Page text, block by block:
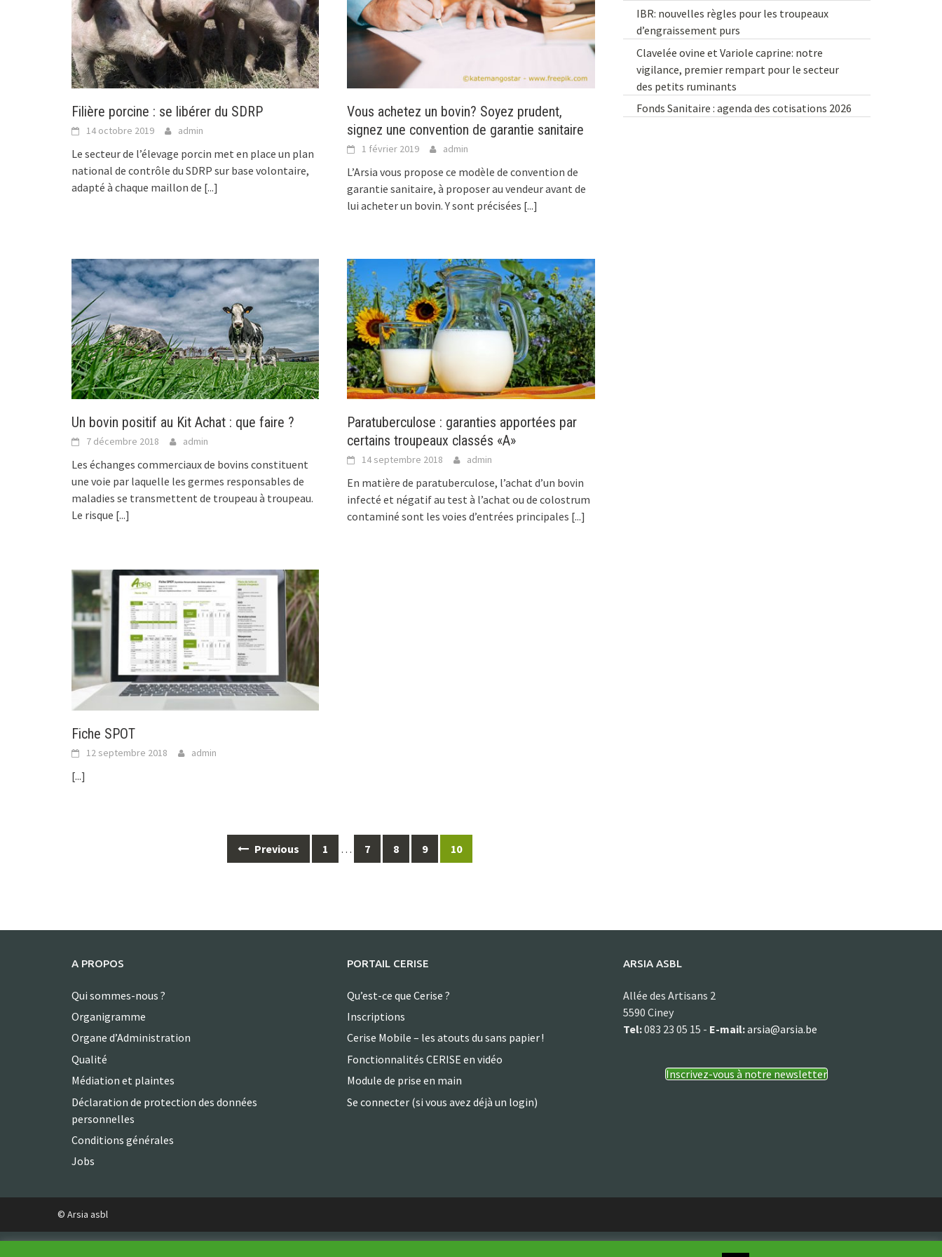
Filière porcine : se libérer du SDRP
14 octobre 2019 admin
Le secteur de l’élevage porcin met en place un plan
national de contrôle du SDRP sur base volontaire,
adapté à chaque maillon de [...]
Vous achetez un bovin? Soyez prudent,
signez une convention de garantie sanitaire
1 février 2019 admin
L’Arsia vous propose ce modèle de convention de
garantie sanitaire, à proposer au vendeur avant de
lui acheter un bovin. Y sont précisées [...]
Un bovin positif au Kit Achat : que faire ?
7 décembre 2018 admin
Les échanges commerciaux de bovins constituent
une voie par laquelle les germes responsables de
maladies se transmettent de troupeau à troupeau.
Le risque [...]
Paratuberculose : garanties apportées par
certains troupeaux classés «A»
14 septembre 2018 admin
En matière de paratuberculose, l’achat d’un bovin
infecté et négatif au test à l’achat ou de colostrum
contaminé sont les voies d’entrées principales [...]
Fiche SPOT
12 septembre 2018 admin
[...]
Previous 1 … 7 8 9 10
IBR: nouvelles règles pour les troupeaux
d’engraissement purs
Clavelée ovine et Variole caprine: notre
vigilance, premier rempart pour le secteur
des petits ruminants
Fonds Sanitaire : agenda des cotisations 2026
A PROPOS
Qui sommes-nous ?
Organigramme
Organe d’Administration
Qualité
Médiation et plaintes
Déclaration de protection des données
personnelles
Conditions générales
Jobs
PORTAIL CERISE
Qu’est-ce que Cerise ?
Inscriptions
Cerise Mobile – les atouts du sans papier !
Fonctionnalités CERISE en vidéo
Module de prise en main
Se connecter (si vous avez déjà un login)
ARSIA ASBL
Allée des Artisans 2
5590 Ciney
Tel:083 23 05 15 - E-mail:arsia@arsia.be
Inscrivez-vous à notre newsletter
© Arsia asbl